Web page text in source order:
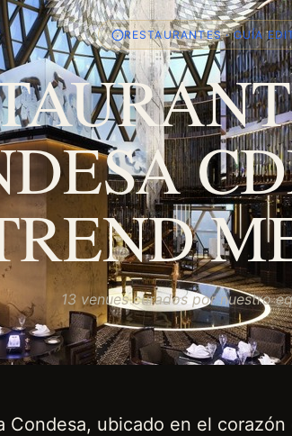
RESTAURANTES · GUÍA
13 venues curados por nuestro
Condesa, ubicado en el